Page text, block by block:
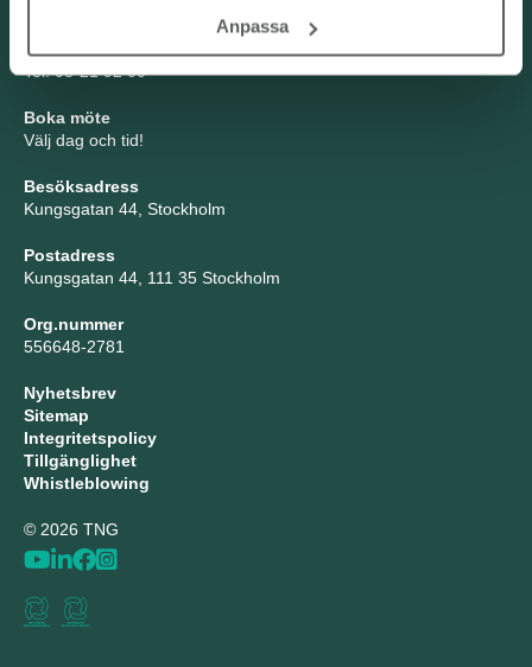
Anpassa
info@tng.se
Tel: 08-21 92 00
Boka möte
Välj dag och tid!
Besöksadress
Kungsgatan 44, Stockholm
Postadress
Kungsgatan 44, 111 35 Stockholm
Org.nummer
556648-2781
Nyhetsbrev
Sitemap
Integritetspolicy
Tillgänglighet
Whistleblowing
© 2026 TNG